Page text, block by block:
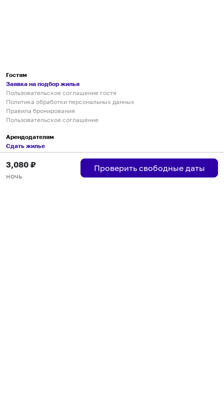
3,080 ₽
ночь
Проверить свободные даты
Гостям
Заявка на подбор жилья
Пользовательское соглашение гостя
Политика обработки персональных данных
Правила бронирования
Пользовательское соглашение
Арендодателям
Сдать жилье
Пользовательское соглашение
Правила публикации объявлений